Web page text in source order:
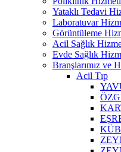
Yataklı Tedavi
Laboratuvar
Görüntüleme
Acil Sağlık
Evde Sağlık
Branşlarımız ve
Acil Tıp